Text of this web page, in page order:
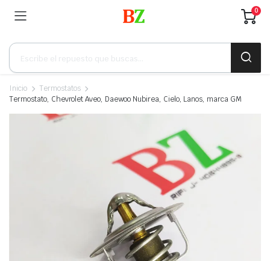
0
Búsqueda
productos
Inicio
Termostatos
Termostato, Chevrolet Aveo, Daewoo Nubirea, Cielo, Lanos, marca GM